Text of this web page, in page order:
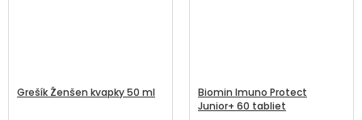
Grešík Ženšen kvapky 50 ml
Biomin Imuno Protect
Junior+ 60 tabliet